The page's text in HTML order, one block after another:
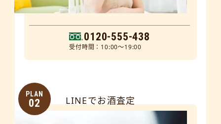
0120-555-438
受付時間：10:00～19:00
PLAN
02 LINEでお酒査定